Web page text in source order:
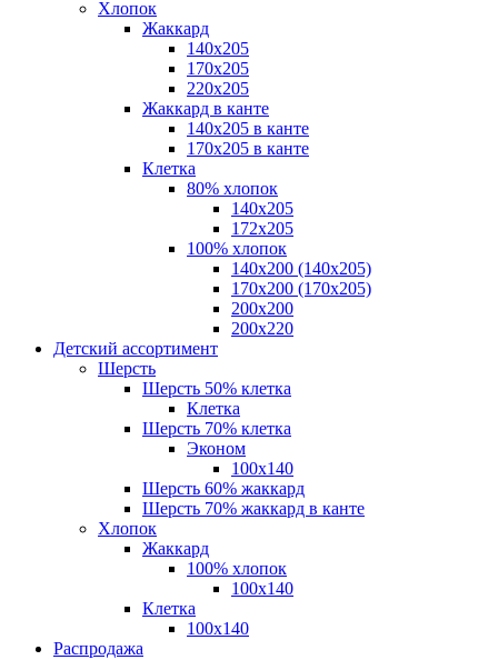
Хлопок
Жаккард
140x205
170х205
220х205
Жаккард в канте
140х205 в канте
170х205 в канте
Клетка
80% хлопок
140x205
172х205
100% хлопок
140x200 (140х205)
170x200 (170х205)
200х200
200х220
Детский ассортимент
Шерсть
Шерсть 50% клетка
Клетка
Шерсть 70% клетка
Эконом
100x140
Шерсть 60% жаккард
Шерсть 70% жаккард в канте
Хлопок
Жаккард
100% хлопок
100x140
Клетка
100х140
Распродажа